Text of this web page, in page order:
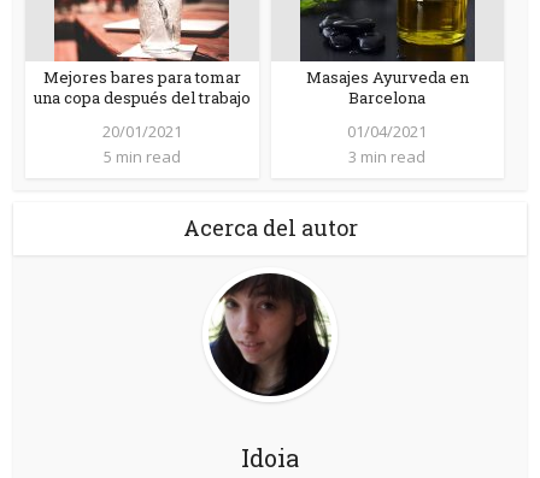
Mejores bares para tomar
una copa después del trabajo
20/01/2021
5 min read
Masajes Ayurveda en
Barcelona
01/04/2021
3 min read
Acerca del autor
Idoia